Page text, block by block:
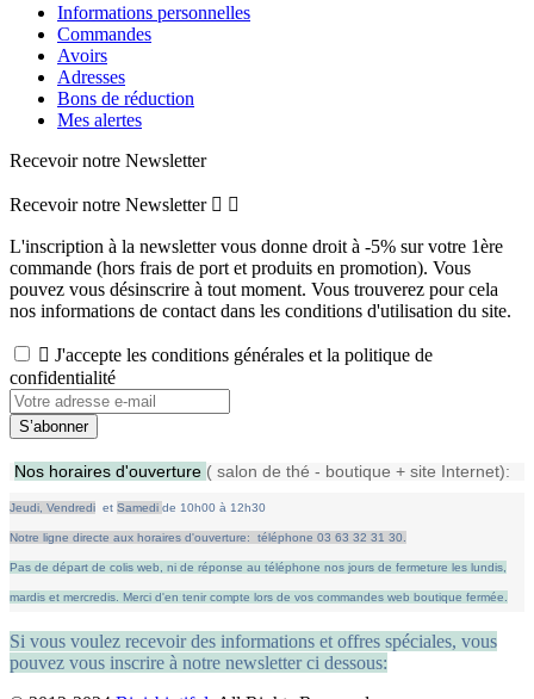
Informations personnelles
Commandes
Avoirs
Adresses
Bons de réduction
Mes alertes
Recevoir notre Newsletter
Recevoir notre Newsletter  
L'inscription à la newsletter vous donne droit à -5% sur votre 1ère
commande (hors frais de port et produits en promotion). Vous
pouvez vous désinscrire à tout moment. Vous trouverez pour cela
nos informations de contact dans les conditions d'utilisation du site.
 J'accepte les conditions générales et la politique de
confidentialité
Nos horaires d'ouverture ( salon de thé - boutique + site Internet):
Jeudi, Vendredi et Samedi de 10h00 à 12h30
Notre ligne directe aux horaires d'ouverture: téléphone 03 63 32 31 30.
Pas de départ de colis web, ni de réponse au téléphone nos jours de fermeture les lundis,
mardis et mercredis. Merci d'en tenir compte lors de vos commandes web boutique fermée.
Si vous voulez recevoir des informations et offres spéciales, vous
pouvez vous inscrire à notre newsletter ci dessous: